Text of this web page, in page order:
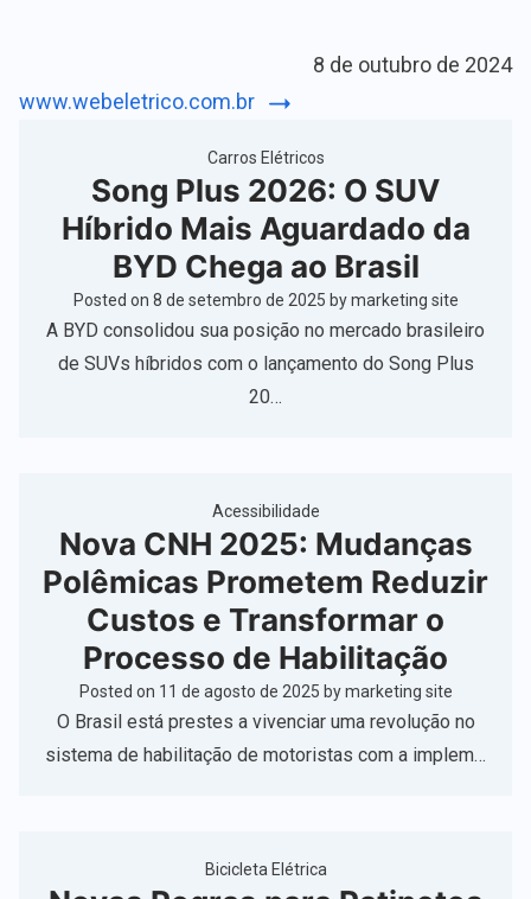
8 de outubro de 2024
www.webeletrico.com.br
Carros Elétricos
Song Plus 2026: O SUV
Híbrido Mais Aguardado da
BYD Chega ao Brasil
Posted on 8 de setembro de 2025 bymarketing site
A BYD consolidou sua posição no mercado brasileiro
de SUVs híbridos com o lançamento do Song Plus
20…
Acessibilidade
Nova CNH 2025: Mudanças
Polêmicas Prometem Reduzir
Custos e Transformar o
Processo de Habilitação
Posted on 11 de agosto de 2025 bymarketing site
O Brasil está prestes a vivenciar uma revolução no
sistema de habilitação de motoristas com a implem…
Bicicleta Elétrica